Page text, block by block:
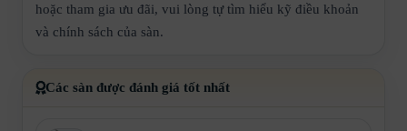
hoặc tham gia ưu đãi, vui lòng tự tìm hiểu kỹ điều khoản
và chính sách của sàn.
Các sàn được đánh giá tốt nhất